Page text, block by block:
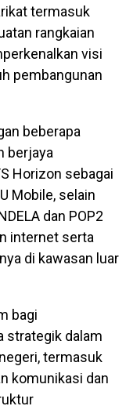
termasuk
rangkaian
visi
pembangunan
beberapa
berjaya
Horizon sebagai
Mobile, selain
dan POP2
internet serta
di kawasan luar
bagi
strategik dalam
termasuk
komunikasi dan